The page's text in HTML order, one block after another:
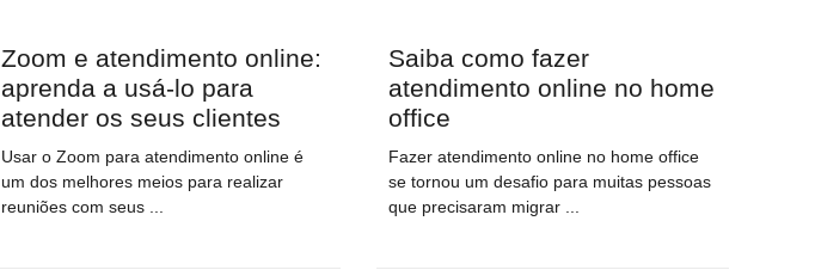
Zoom e atendimento online:
aprenda a usá-lo para
atender os seus clientes
Usar o Zoom para atendimento online é
um dos melhores meios para realizar
reuniões com seus
Saiba como fazer
atendimento online no home
office
Fazer atendimento online no home office
se tornou um desafio para muitas pessoas
que precisaram migrar